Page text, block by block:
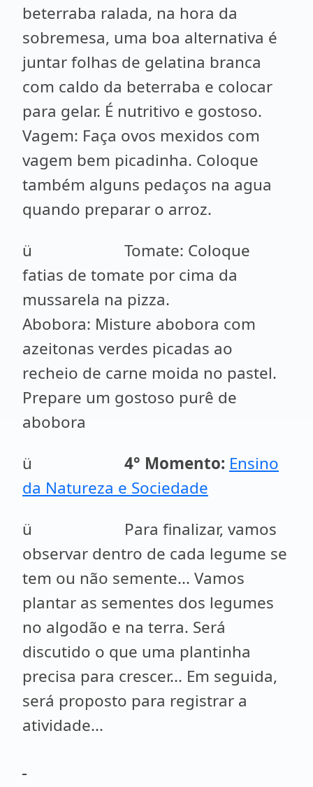
beterraba ralada, na hora da
sobremesa, uma boa alternativa é
juntar folhas de gelatina branca
com caldo da beterraba e colocar
para gelar. É nutritivo e gostoso.
Vagem: Faça ovos mexidos com
vagem bem picadinha. Coloque
também alguns pedaços na agua
quando preparar o arroz.
ü Tomate: Coloque
fatias de tomate por cima da
mussarela na pizza.
Abobora: Misture abobora com
azeitonas verdes picadas ao
recheio de carne moida no pastel.
Prepare um gostoso purê de
abobora
ü 4° Momento: Ensino
da Natureza e Sociedade
ü Para finalizar, vamos
observar dentro de cada legume se
tem ou não semente... Vamos
plantar as sementes dos legumes
no algodão e na terra. Será
discutido o que uma plantinha
precisa para crescer... Em seguida,
será proposto para registrar a
atividade...